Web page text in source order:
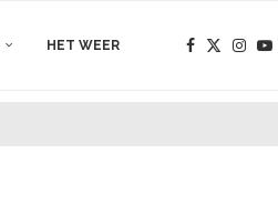
HET WEER